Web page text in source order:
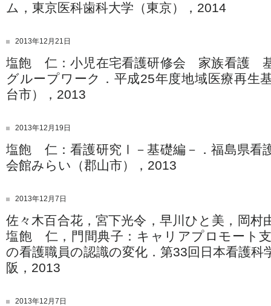
ム，東京医科歯科大学（東京），2014
2013年12月21日
塩飽 仁：小児在宅看護研修会 家族看護
グループワーク．平成25年度地域医療再生
台市），2013
2013年12月19日
塩飽 仁：看護研究Ⅰ－基礎編－．福島県看
会館みらい（郡山市），2013
2013年12月7日
佐々木百合花，宮下光令，早川ひと美，岡村
塩飽 仁，門間典子：キャリアプロモート
の看護職員の認識の変化．第33回日本看護科
阪，2013
2013年12月7日